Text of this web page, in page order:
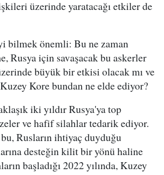
üzerinde yaratacağı etkiler de
bilmek önemli: Bu ne zaman
Rusya için savaşacak bu askerler
büyük bir etkisi olacak mı ve
Kore bundan ne elde ediyor?
iki yıldır Rusya'ya top
ve hafif silahlar tedarik ediyor.
bu, Rusların ihtiyaç duyduğu
desteğin kilit bir yönü haline
başladığı 2022 yılında, Kuzey